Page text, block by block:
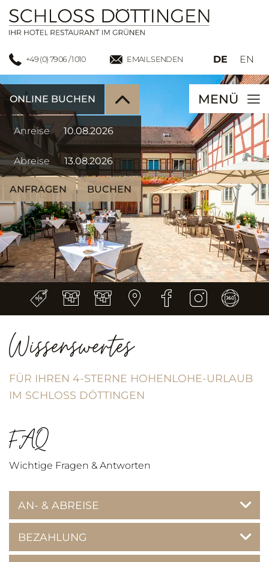
+49 (0) 7906 / 1010 EMAIL SENDEN DE EN
ONLINE BUCHEN
Anreise
Abreise
ANFRAGEN BUCHEN
MENÜ
Wissenswertes
FÜR IHREN 4-STERNE HOHENLOHE-URLAUB
IM SCHLOSS DÖTTINGEN
FAQ
Wichtige Fragen & Antworten
AN- & ABREISE
BEZAHLUNG